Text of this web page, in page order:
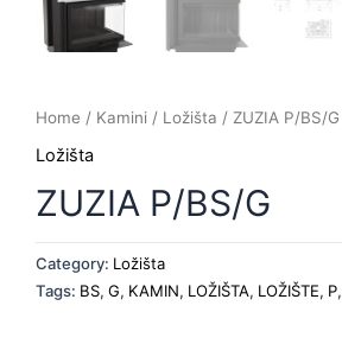
Home / Kamini / Ložišta / ZUZIA P/BS/G
Ložišta
ZUZIA P/BS/G
Category: Ložišta
Tags: BS, G, KAMIN, LOŽIŠTA, LOŽIŠTE, P,